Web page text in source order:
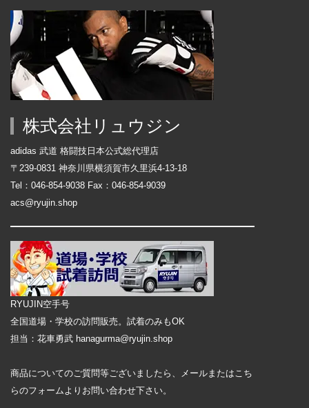
株式会社リュウジン
adidas 武道 格闘技日本公式総代理店
〒239-0831 神奈川県横須賀市久里浜4-13-18
Tel：046-854-9038 Fax：046-854-9039
acs@ryujin.shop
RYUJIN空手号
全国道場・学校の訪問販売。試着のみもOK
担当：花車勇武 hanagurma@ryujin.shop
商品についてのご質問等ございましたら、メールまたはこち
らのフォームよりお問い合わせ下さい。